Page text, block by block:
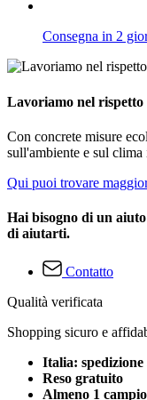
Consegna in 2
Lavoriamo nel rispetto
Con concrete misure
sull'ambiente e sul
Qui puoi trovare
Hai bisogno di un
di aiutarti.
Contatto
Qualità verificata
Shopping sicuro e
Italia:
Reso gratuito
Almeno 1